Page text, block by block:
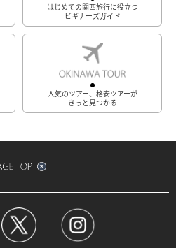
はじめての関西旅行に役立つ
ビギナーズガイド
人気のツアー、格安ツアーが
きっと見つかる